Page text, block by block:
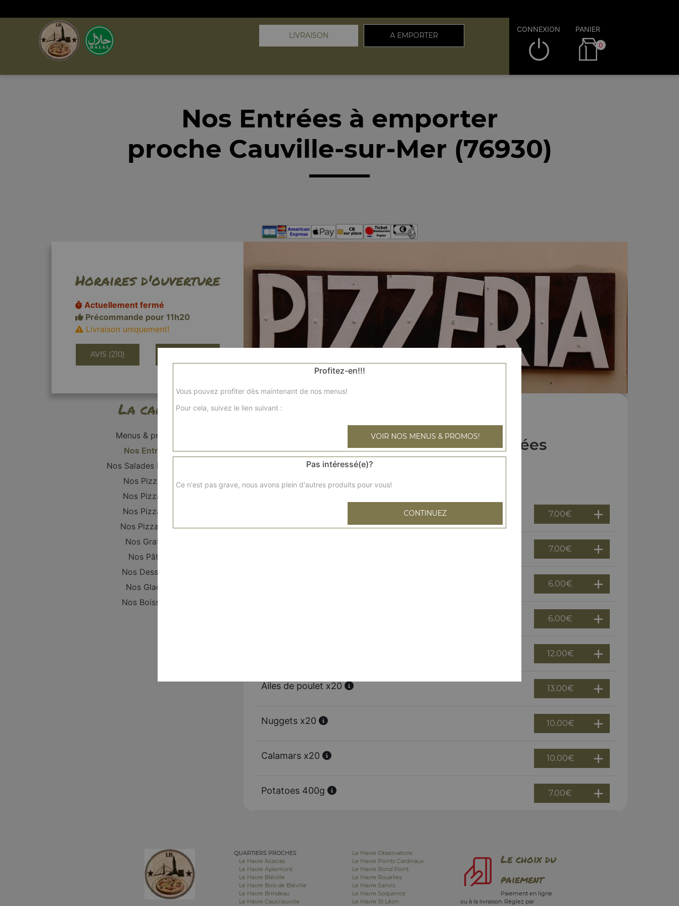
LIVRAISON A EMPORTER
CONNEXION PANIER
0
Nos Entrées à emporter
proche Cauville-sur-Mer (76930)
Horaires d'ouverture
Actuellement fermé
Précommande pour 11h20
Livraison uniquement!
AVIS (210)
La carte
Menus & promos
Nos Entrées
Nos Salades Fraîches
Nos Pizzanis
Nos Pizzas S
Nos Pizzas L
Nos Pizzas XL
Nos Gratins
Nos Pâtes
Nos Desserts
Nos Glaces
Nos Boissons
Nos Entrées
7.00€
7.00€
6.00€
6.00€
12.00€
Ailes de poulet x20 13.00€
Nuggets x20 10.00€
Calamars x20 10.00€
Potatoes 400g 7.00€
QUARTIERS PROCHES
Le Havre Acacias
Le Havre Aplemont
Le Havre Bléville
Le Havre Bois de Bléville
Le Havre Brindeau
Le Havre Caucriauville
Le Havre Observatoire
Le Havre Points Cardinaux
Le Havre Rond Point
Le Havre Rouelles
Le Havre Sanvic
Le Havre Soquence
Le Havre St Léon
Le choix du
paiement
Paiement en ligne
ou à la livraison. Réglez par
Profitez-en!!!
Vous pouvez profiter dès maintenant de nos menus!
Pour cela, suivez le lien suivant :
VOIR NOS MENUS & PROMOS!
Pas intéressé(e)?
Ce n'est pas grave, nous avons plein d'autres produits pour vous!
CONTINUEZ